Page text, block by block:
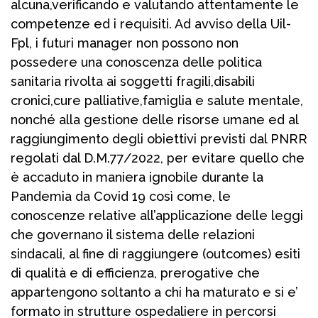
alcuna,verificando e valutando attentamente le
competenze ed i requisiti. Ad avviso della Uil-
Fpl, i futuri manager non possono non
possedere una conoscenza delle politica
sanitaria rivolta ai soggetti fragili,disabili
cronici,cure palliative,famiglia e salute mentale,
nonché alla gestione delle risorse umane ed al
raggiungimento degli obiettivi previsti dal PNRR
regolati dal D.M.77/2022, per evitare quello che
è accaduto in maniera ignobile durante la
Pandemia da Covid 19 così come, le
conoscenze relative all’applicazione delle leggi
che governano il sistema delle relazioni
sindacali, al fine di raggiungere (outcomes) esiti
di qualità e di efficienza, prerogative che
appartengono soltanto a chi ha maturato e si e’
formato in strutture ospedaliere in percorsi